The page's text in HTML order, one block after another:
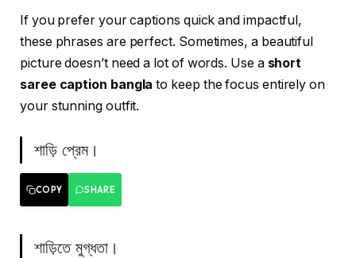
If you prefer your captions quick and impactful,
these phrases are perfect. Sometimes, a beautiful
picture doesn’t need a lot of words. Use a short
saree caption bangla to keep the focus entirely on
your stunning outfit.
শাড়ি প্রেম।
COPY SHARE
শাড়িতে মুগ্ধতা।